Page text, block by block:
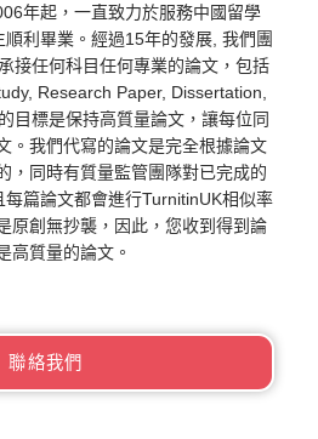
年起，一直致力於服務中國留學
利畢業。經過15年的發展, 我們團
接任何科目任何專業的論文，包括
Research Paper, Dissertation,
目標是保持高質量論文，讓每位同
。我們代寫的論文是完全根據論文
，同時有質量監管團隊對已完成的
篇論文都會進行TurnitinUK相似率
原創無抄襲，因此，您收到得到論
高質量的論文。
聯絡我們